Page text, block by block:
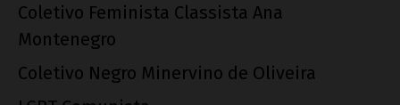
Coletivo Feminista Classista Ana
Montenegro
Coletivo Negro Minervino de Oliveira